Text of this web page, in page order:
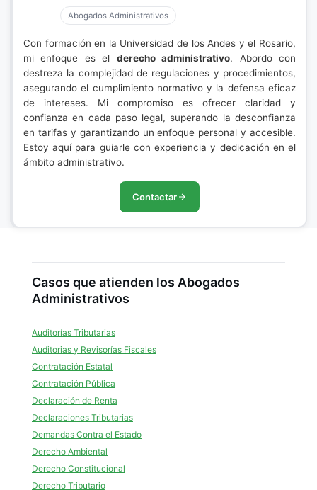
Abogados Administrativos
Con formación en la Universidad de los Andes y el Rosario,
mi enfoque es el derecho administrativo. Abordo con
destreza la complejidad de regulaciones y procedimientos,
asegurando el cumplimiento normativo y la defensa eficaz
de intereses. Mi compromiso es ofrecer claridad y
confianza en cada paso legal, superando la desconfianza
en tarifas y garantizando un enfoque personal y accesible.
Estoy aquí para guiarle con experiencia y dedicación en el
ámbito administrativo.
Contactar
Casos que atienden los Abogados
Administrativos
Auditorías Tributarias
Auditorias y Revisorías Fiscales
Contratación Estatal
Contratación Pública
Declaración de Renta
Declaraciones Tributarias
Demandas Contra el Estado
Derecho Ambiental
Derecho Constitucional
Derecho Tributario